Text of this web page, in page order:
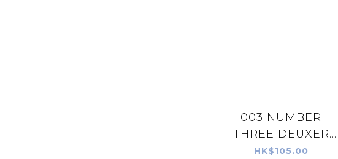
003 NUMBER
THREE DEUXER
HARD WAX 5
HK$105.00